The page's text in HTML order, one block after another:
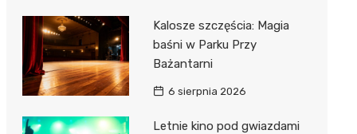
Apteki
Kalosze szczęścia: Magia
baśni w Parku Przy
Bażantarni
6 sierpnia 2026
Letnie kino pod gwiazdami